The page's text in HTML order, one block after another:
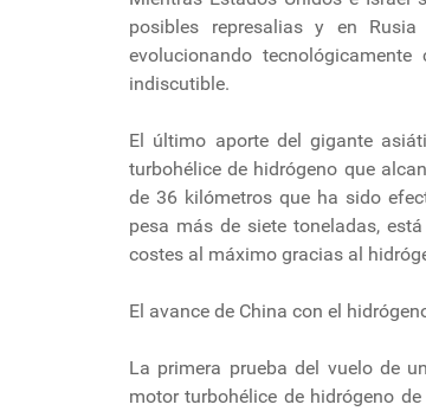
posibles represalias y en
evolucionando
indiscutible.
El último aporte del gigante
turbohélice de hidrógeno que
de 36 kilómetros que ha sido
pesa más de siete toneladas,
costes al máximo gracias al
El avance de China con el
La primera prueba del vuelo de
motor turbohélice de hidrógeno